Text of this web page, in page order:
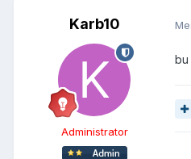
Karb10
Administrator
bu